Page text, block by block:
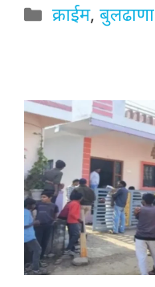
Categories
क्राईम,बुलढाणा